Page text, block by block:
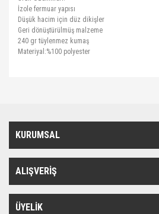
İzole fermuar yapısı
Düşük hacim için düz dikişler
Geri dönüştürülmüş malzeme
240 gr tüylenmez kumaş
Materiyal:%100 polyester
Ürün bilgilerinde hatalar bulunuyor.
Ürün fiyatı diğer sitelerden daha pahalı.
Bu ürüne benzer farklı alternatifler olmalı.
KURUMSAL
ALIŞVERİŞ
ÜYELİK